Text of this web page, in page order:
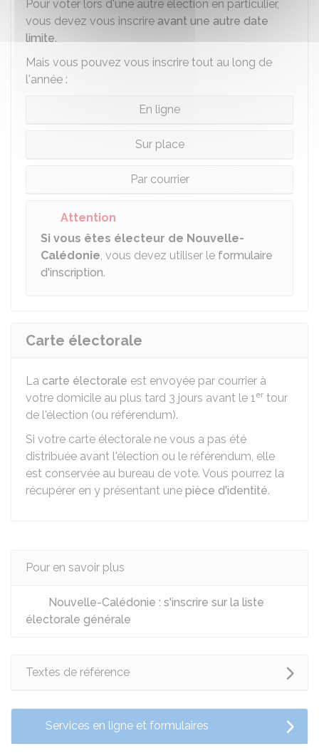
Pour voter lors d'une autre élection en particulier,
vous devez vous inscrire avant une autre date
limite.
Mais vous pouvez vous inscrire tout au long de
l'année :
En ligne
Sur place
Par courrier
Attention
Si vous êtes électeur de Nouvelle-
Calédonie, vous devez utiliser le formulaire
d'inscription.
Carte électorale
La carte électorale est envoyée par courrier à
votre domicile au plus tard 3 jours avant le 1er tour
de l'élection (ou référendum).
Si votre carte électorale ne vous a pas été
distribuée avant l'élection ou le référendum, elle
est conservée au bureau de vote. Vous pourrez la
récupérer en y présentant une pièce d'identité.
Pour en savoir plus
Nouvelle-Calédonie : s'inscrire sur la liste
électorale générale
Textes de référence
Services en ligne et formulaires